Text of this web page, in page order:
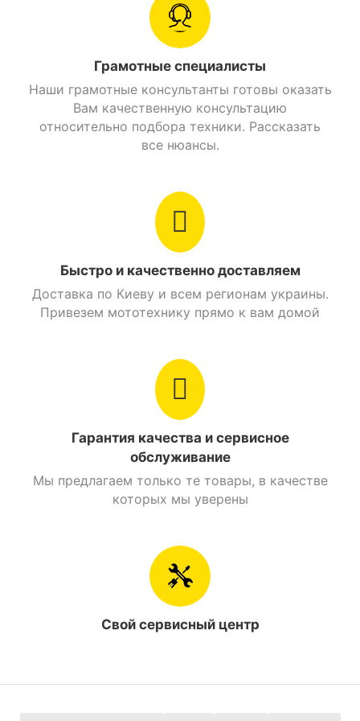
Луцк, Черновцы, Николаев, Ивано-Франковск,
Житомир, Сумы, Тернополь, Чернигов, Ужгород
150 кг.
Максимальная
скорость
110 км/ч.
Расход топлива 3,3 л./100 км.
132 кг.
Металлический
каркас
Объем бензобака 13 л.
Мотоциклы 250 см. куб. Дорожный
Мотоциклы 250 см. куб. Spark
Грамотные специалисты
Наши грамотные консультанты готовы оказать
Вам качественную консультацию
относительно подбора техники. Рассказать
все нюансы.
Быстро и качественно доставляем
Доставка по Киеву и всем регионам украины.
Привезем мототехнику прямо к вам домой
Гарантия качества и сервисное
обслуживание
Мы предлагаем только те товары, в качестве
которых мы уверены
Свой сервисный центр